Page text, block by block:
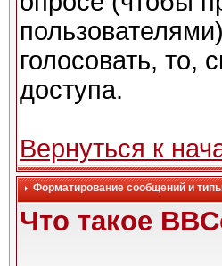
голосовать, то,
доступа.
Вернуться к
Форматирование сообщений и
Что такое